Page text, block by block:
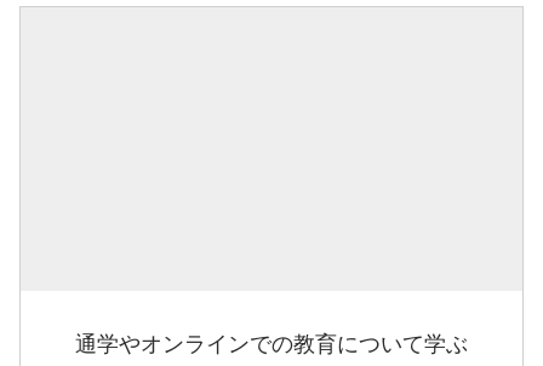
通学やオンラインでの教育について学ぶ